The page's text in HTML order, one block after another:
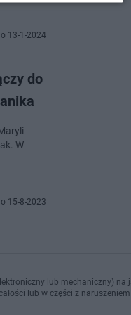
13-1-2024
do
W
15-8-2023
lub mechaniczny)
lub w części z